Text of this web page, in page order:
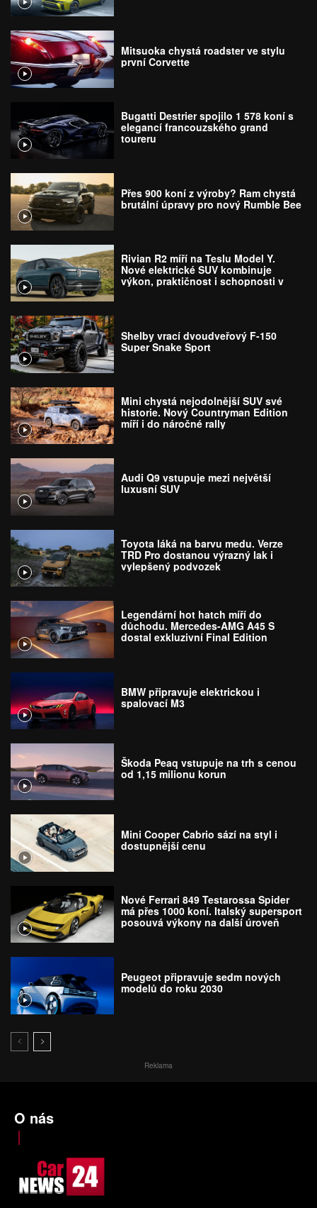
Mitsuoka chystá roadster ve stylu
první Corvette
Bugatti Destrier spojilo 1 578 koní s
elegancí francouzského grand
toureru
Přes 900 koní z výroby? Ram chystá
brutální úpravy pro nový Rumble Bee
Rivian R2 míří na Teslu Model Y.
Nové elektrické SUV kombinuje
výkon, praktičnost i schopnosti v
Shelby vrací dvoudveřový F-150
Super Snake Sport
Mini chystá nejodolnější SUV své
historie. Nový Countryman Edition
míří i do náročné rally
Audi Q9 vstupuje mezi největší
luxusní SUV
Toyota láká na barvu medu. Verze
TRD Pro dostanou výrazný lak i
vylepšený podvozek
Legendární hot hatch míří do
důchodu. Mercedes-AMG A45 S
dostal exkluzivní Final Edition
BMW připravuje elektrickou i
spalovací M3
Škoda Peaq vstupuje na trh s cenou
od 1,15 milionu korun
Mini Cooper Cabrio sází na styl i
dostupnější cenu
Nové Ferrari 849 Testarossa Spider
má přes 1000 koní. Italský supersport
posouvá výkony na další úroveň
Peugeot připravuje sedm nových
modelů do roku 2030
Reklama
O nás